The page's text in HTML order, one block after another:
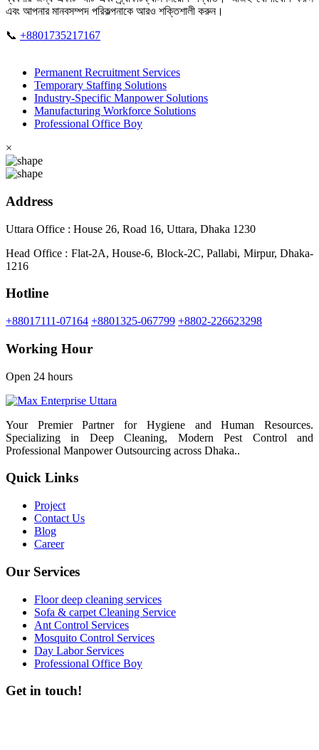
এবং আপনার মানবসম্পদ পরিকল্পনাকে আরও শক্তিশালী করুন।
📞 +8801735217167
Permanent Recruitment Services
Temporary Staffing Solutions
Industry-Specific Manpower Solutions
Manufacturing Workforce Solutions
Professional Office Boy
×
Address
Uttara Office : House 26, Road 16, Uttara, Dhaka 1230
Head Office : Flat-2A, House-6, Block-2C, Pallabi, Mirpur, Dhaka-
1216
Hotline
+88017111-07164 +8801325-067799 +8802-226623298
Working Hour
Open 24 hours
Your Premier Partner for Hygiene and Human Resources.
Specializing in Deep Cleaning, Modern Pest Control and
Professional Manpower Outsourcing across Dhaka..
Quick Links
Project
Contact Us
Blog
Career
Our Services
Floor deep cleaning services
Sofa & carpet Cleaning Service
Ant Control Services
Mosquito Control Services
Day Labor Services
Professional Office Boy
Get in touch!